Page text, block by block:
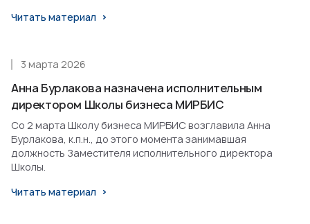
Читать материал
Анна Бурлакова назначена исполнительным
директором Школы бизнеса МИРБИС
3 марта 2026
Со 2 марта Школу бизнеса МИРБИС возглавила Анна
Бурлакова, к.п.н., до этого момента занимавшая
должность Заместителя исполнительного директора
Школы.
Читать материал